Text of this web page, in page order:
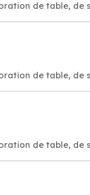
de table, de
de table, de
de table, de